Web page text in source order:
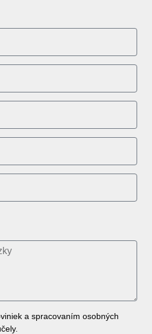
a spracovaním osobných